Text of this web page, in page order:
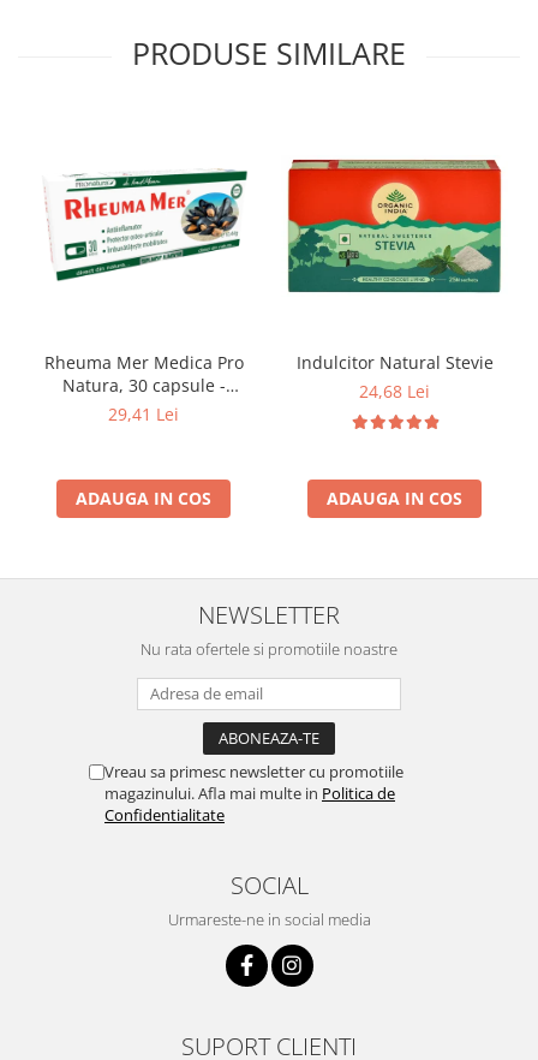
PRODUSE SIMILARE
Rheuma Mer Medica Pro
Natura, 30 capsule -
Articulații și Mobilitate
29,41 Lei
ADAUGA IN COS
Indulcitor Natural Stevie
24,68 Lei
ADAUGA IN COS
NEWSLETTER
Nu rata ofertele si promotiile noastre
Vreau sa primesc newsletter cu promotiile
magazinului. Afla mai multe in Politica de
Confidentialitate
SOCIAL
Urmareste-ne in social media
SUPORT CLIENTI